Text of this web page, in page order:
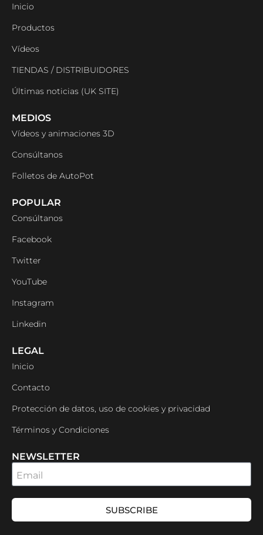
Inicio
Productos
Vídeos
TIENDAS / DISTRIBUIDORES
Últimas noticias (UK SITE)
MEDIOS
Vídeos y animaciones 3D
Consúltanos
Folletos de AutoPot
POPULAR
Consúltanos
Facebook
Twitter
YouTube
Instagram
Linkedin
LEGAL
Inicio
Contacto
Protección de datos, uso de cookies y privacidad
Términos y Condiciones
NEWSLETTER
Email
SUBSCRIBE